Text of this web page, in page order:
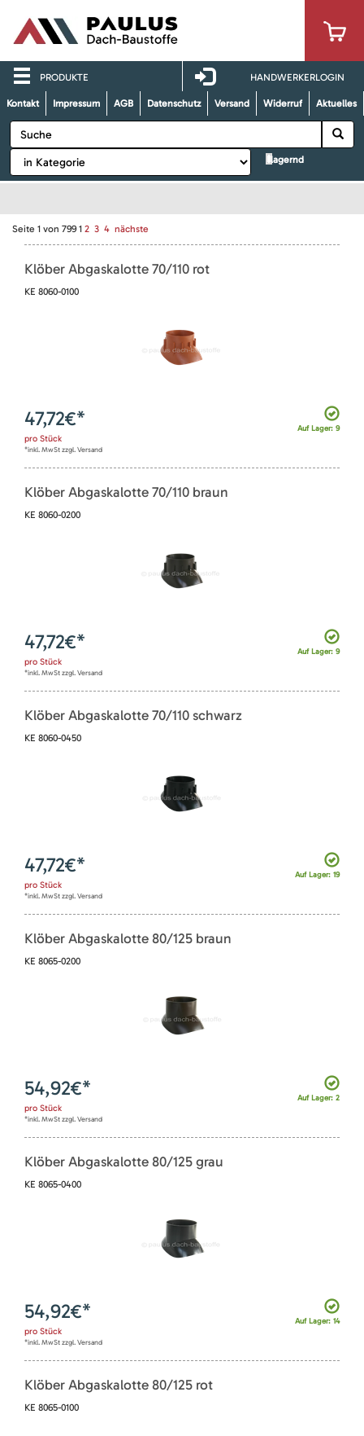
PRODUKTE HANDWERKERLOGIN
Kontakt Impressum AGB Datenschutz Versand Widerruf Aktuelles
lagernd
Seite 1 von 799 1 2 3 4 nächste
Klöber Abgaskalotte 70/110 rot
KE 8060-0100
Auf Lager: 9
47,72€*
pro Stück
*inkl. MwSt zzgl. Versand
Klöber Abgaskalotte 70/110 braun
KE 8060-0200
Auf Lager: 9
47,72€*
pro Stück
*inkl. MwSt zzgl. Versand
Klöber Abgaskalotte 70/110 schwarz
KE 8060-0450
Auf Lager: 19
47,72€*
pro Stück
*inkl. MwSt zzgl. Versand
Klöber Abgaskalotte 80/125 braun
KE 8065-0200
Auf Lager: 2
54,92€*
pro Stück
*inkl. MwSt zzgl. Versand
Klöber Abgaskalotte 80/125 grau
KE 8065-0400
Auf Lager: 14
54,92€*
pro Stück
*inkl. MwSt zzgl. Versand
Klöber Abgaskalotte 80/125 rot
KE 8065-0100